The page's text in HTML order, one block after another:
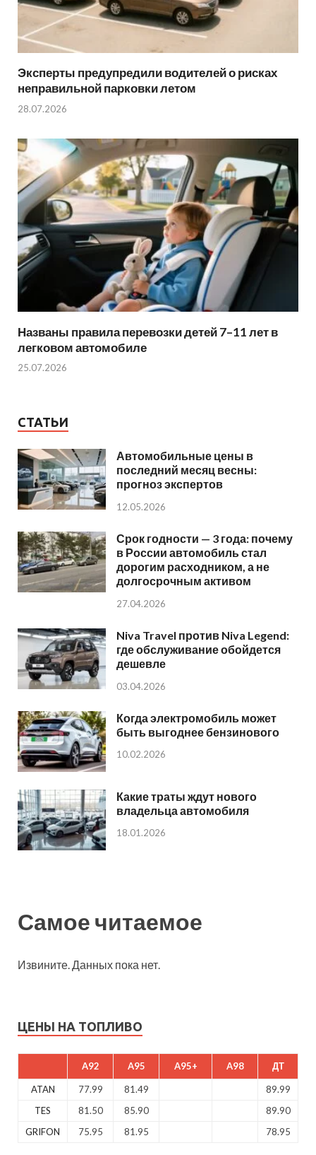
Эксперты предупредили водителей о рисках
неправильной парковки летом
28.07.2026
Названы правила перевозки детей 7–11 лет в
легковом автомобиле
25.07.2026
СТАТЬИ
Автомобильные цены в
последний месяц весны:
прогноз экспертов
12.05.2026
Срок годности — 3 года: почему
в России автомобиль стал
дорогим расходником, а не
долгосрочным активом
27.04.2026
Niva Travel против Niva Legend:
где обслуживание обойдется
дешевле
03.04.2026
Когда электромобиль может
быть выгоднее бензинового
10.02.2026
Какие траты ждут нового
владельца автомобиля
18.01.2026
Самое читаемое
Извините. Данных пока нет.
ЦЕНЫ НА ТОПЛИВО
A92 A95 A95+ A98 ДТ
ATAN 77.99 81.49
89.99
TES
81.50 85.90
89.90
GRIFON
75.95 81.95 78.95